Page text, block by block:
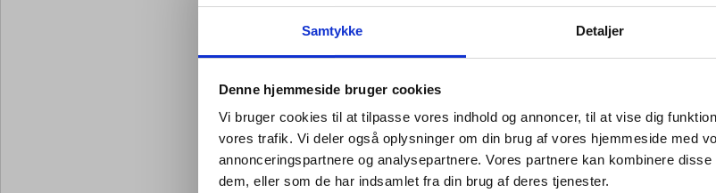
Samtykke Detaljer
Denne hjemmeside bruger cookies
Vi bruger cookies til at tilpasse vores indhold og annoncer, til at vise dig
vores trafik. Vi deler også oplysninger om din brug af vores hjemmeside med
annonceringspartnere og analysepartnere. Vores partnere kan kombinere
dem, eller som de har indsamlet fra din brug af deres tjenester.
Jeg ønsker at handle
Tavlevisker Legamaster
tz 4 m/magnetstrimmel
Standard salgspris Kr. 186,25
Fra Kr. 148,75
Leveringsomk. tillægges
Køb nu
Renseservietter
t/whiteboard pk./100
Standard salgspris Kr. 43,69
Leveringsomk. tillægges